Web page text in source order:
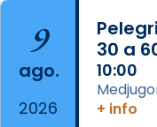
L’arquebisbe
Josep Omella,
concelebrat el
Mons. David
📸 Dr. G. Simón
9
ago.
2026
30 a
10:00
+ info